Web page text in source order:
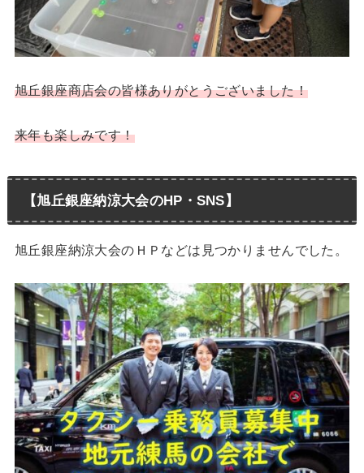
旭丘銀座商店会の皆様ありがとうございました！
来年も楽しみです！
【旭丘銀座納涼大会のHP・SNS】
旭丘銀座納涼大会のＨＰなどは見つかりませんでした。